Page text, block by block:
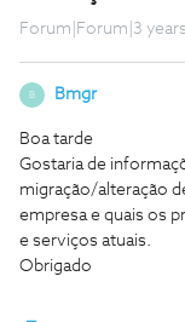
Forum|Forum|3
B Bmgr
Boa tarde
Gostaria de
migração/alteração
empresa e quais os
e serviços atuais.
Obrigado